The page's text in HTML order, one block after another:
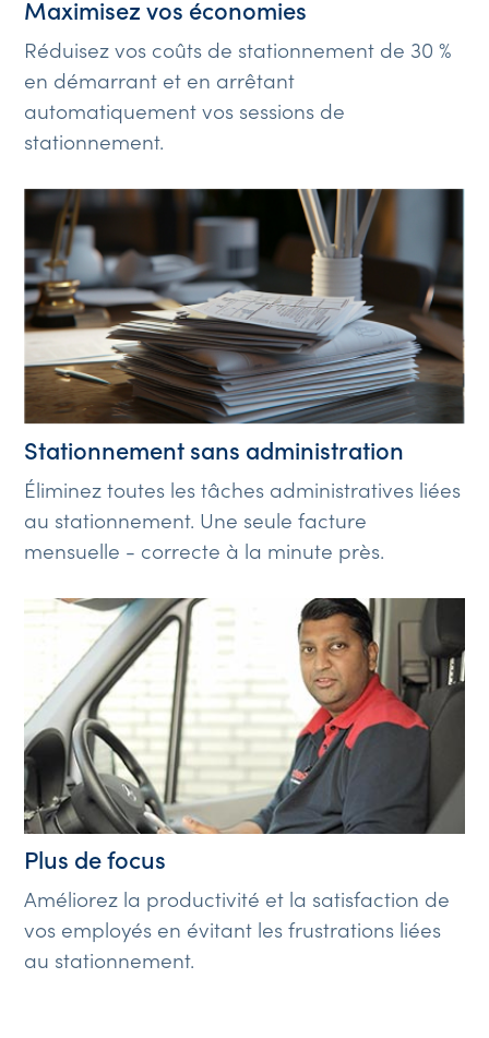
Maximisez vos économies
Réduisez vos coûts de stationnement de 30 %
en démarrant et en arrêtant
automatiquement vos sessions de
stationnement.
Stationnement sans administration
Éliminez toutes les tâches administratives liées
au stationnement. Une seule facture
mensuelle - correcte à la minute près.
Plus de focus
Améliorez la productivité et la satisfaction de
vos employés en évitant les frustrations liées
au stationnement.